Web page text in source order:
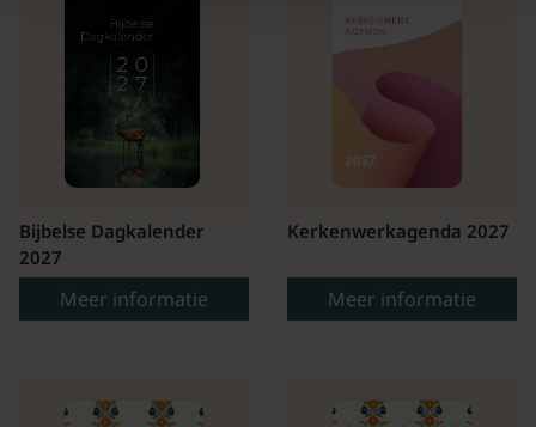
Bijbelse Dagkalender
2027
Meer informatie
Kerkenwerkagenda 2027
Meer informatie